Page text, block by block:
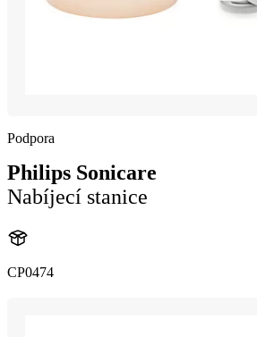
Podpora
Philips Sonicare
Nabíjecí stanice
CP0474